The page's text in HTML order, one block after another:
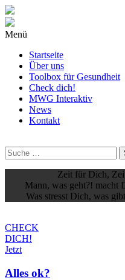
Menü
Startseite
Über uns
Toolbox für Gesundheit
Check dich!
MWG Interaktiv
News
Kontakt
suchst
Du?
Zeit für Dich,
Mann, was geht?! macht
Was stresst Dich, was
CHECK
DICH!
Jetzt
Alles ok?